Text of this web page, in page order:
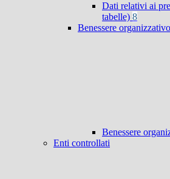
Dati relativi ai
tabelle) 8
Benessere organizzativo
Benessere
Enti controllati